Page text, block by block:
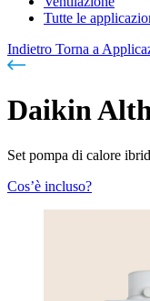
Tutte le
Indietro Torna a
Daikin
Set pompa di calore
Cos’è incluso?